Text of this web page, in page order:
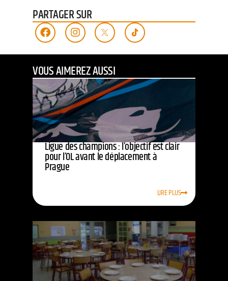
PARTAGER SUR
VOUS AIMEREZ AUSSI
Ligue des champions : l’objectif est clair
pour l’OL avant le déplacement à
Prague
LIRE PLUS